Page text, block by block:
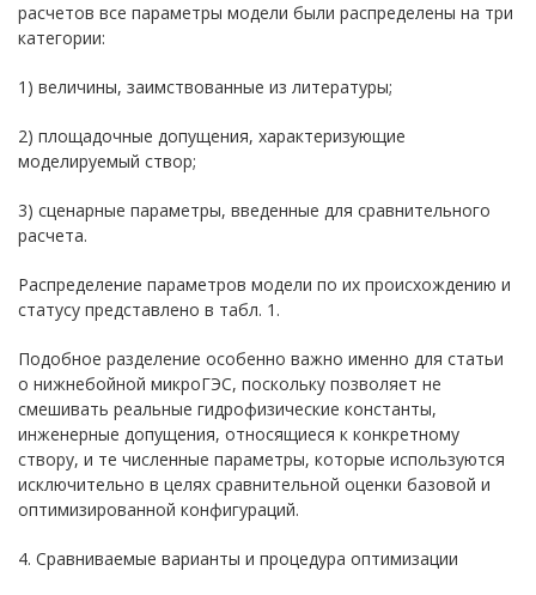
расчетов все параметры модели были распределены на три
категории:
1) величины, заимствованные из литературы;
2) площадочные допущения, характеризующие
моделируемый створ;
3) сценарные параметры, введенные для сравнительного
расчета.
Распределение параметров модели по их происхождению и
статусу представлено в табл. 1.
Подобное разделение особенно важно именно для статьи
о нижнебойной микроГЭС, поскольку позволяет не
смешивать реальные гидрофизические константы,
инженерные допущения, относящиеся к конкретному
створу, и те численные параметры, которые используются
исключительно в целях сравнительной оценки базовой и
оптимизированной конфигураций.
4. Сравниваемые варианты и процедура оптимизации